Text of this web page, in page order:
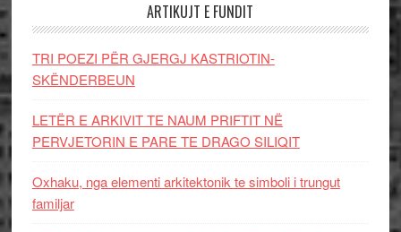
ARTIKUJT E FUNDIT
TRI POEZI PËR GJERGJ KASTRIOTIN-
SKËNDERBEUN
LETËR E ARKIVIT TE NAUM PRIFTIT NË
PERVJETORIN E PARE TE DRAGO SILIQIT
Oxhaku, nga elementi arkitektonik te simboli i trungut
familjar